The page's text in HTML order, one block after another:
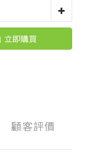
立即購買
顧客評價